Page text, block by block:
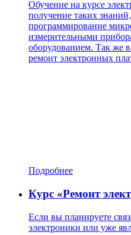
Обучение на курсе
получение таких
программирование
измерительными
оборудованием. Так же
ремонт электронных
Подробнее
Курс «Ремонт
Если вы планируете
электроники или уже